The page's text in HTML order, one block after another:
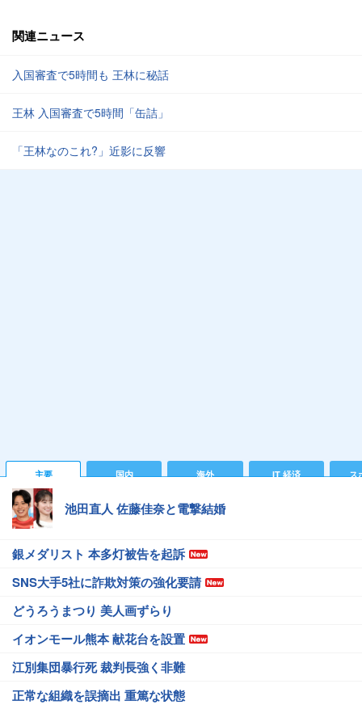
関連ニュース
入国審査で5時間も 王林に秘話
王林 入国審査で5時間「缶詰」
「王林なのこれ?」近影に反響
主要 国内 海外 IT 経済 ス
池田直人 佐藤佳奈と電撃結婚
銀メダリスト 本多灯被告を起訴
SNS大手5社に詐欺対策の強化要請
どうろうまつり 美人画ずらり
イオンモール熊本 献花台を設置
江別集団暴行死 裁判長強く非難
正常な組織を誤摘出 重篤な状態